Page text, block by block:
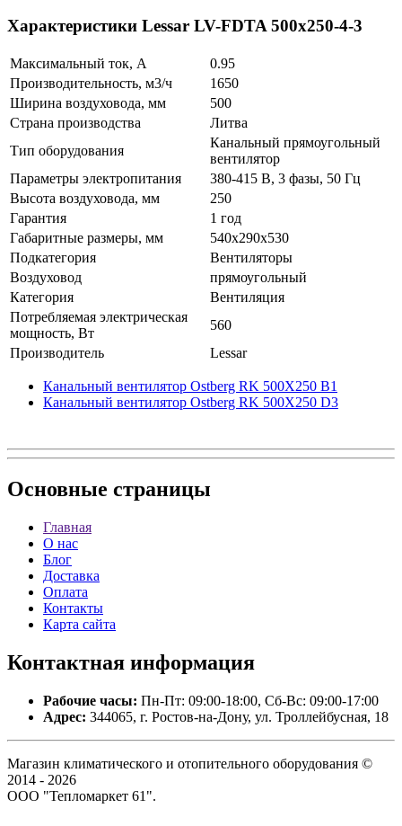
Характеристики Lessar LV-FDTA 500x250-4-3
Максимальный ток, А
0.95
Производительность, м3/ч
1650
Ширина воздуховода, мм
500
Страна производства
Литва
Тип оборудования
Канальный прямоугольный
вентилятор
Параметры электропитания
380-415 В, 3 фазы, 50 Гц
Высота воздуховода, мм
250
Гарантия
1 год
Габаритные размеры, мм
540x290x530
Подкатегория
Вентиляторы
Воздуховод
прямоугольный
Категория
Вентиляция
Потребляемая электрическая
мощность, Вт
560
Производитель
Lessar
Канальный вентилятор Ostberg RK 500X250 B1
Канальный вентилятор Ostberg RK 500X250 D3
Основные страницы
Главная
О нас
Блог
Доставка
Оплата
Контакты
Карта сайта
Контактная информация
Рабочие часы: Пн-Пт: 09:00-18:00, Сб-Вс: 09:00-17:00
Адрес: 344065, г. Ростов-на-Дону, ул. Троллейбусная, 18
Магазин климатического и отопительного оборудования ©
2014 - 2026
ООО "Тепломаркет 61".